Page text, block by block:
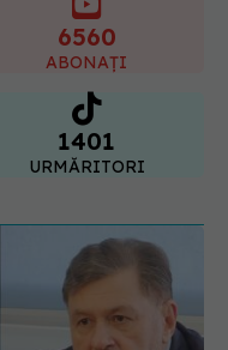
6560
ABONAȚI
1401
URMĂRITORI